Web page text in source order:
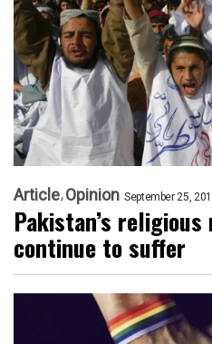
Article Opinion September 25,
Pakistan’s
continue to suffer